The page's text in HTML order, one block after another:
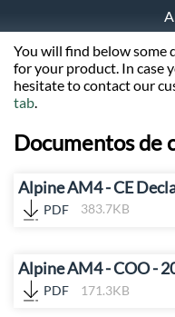
You will find below some
for your product. In case
hesitate to contact our
tab.
Documentos de
Alpine AM4 - CE
PDF 383.7KB
Alpine AM4 - COO -
PDF 171.3KB